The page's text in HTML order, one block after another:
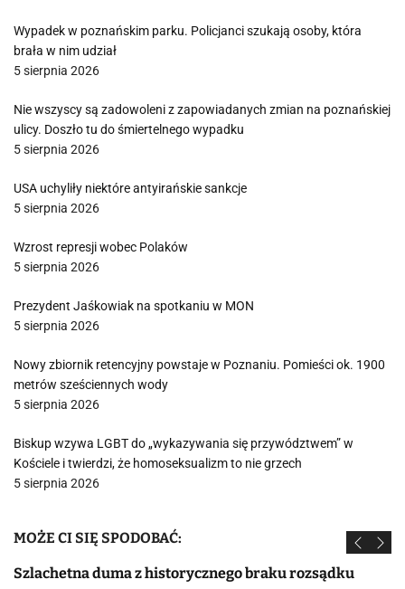
Wypadek w poznańskim parku. Policjanci szukają osoby, która
brała w nim udział
5 sierpnia 2026
Nie wszyscy są zadowoleni z zapowiadanych zmian na poznańskiej
ulicy. Doszło tu do śmiertelnego wypadku
5 sierpnia 2026
USA uchyliły niektóre antyirańskie sankcje
5 sierpnia 2026
Wzrost represji wobec Polaków
5 sierpnia 2026
Prezydent Jaśkowiak na spotkaniu w MON
5 sierpnia 2026
Nowy zbiornik retencyjny powstaje w Poznaniu. Pomieści ok. 1900
metrów sześciennych wody
5 sierpnia 2026
Biskup wzywa LGBT do „wykazywania się przywództwem” w
Kościele i twierdzi, że homoseksualizm to nie grzech
5 sierpnia 2026
MOŻE CI SIĘ SPODOBAĆ:
Szlachetna duma z historycznego braku rozsądku